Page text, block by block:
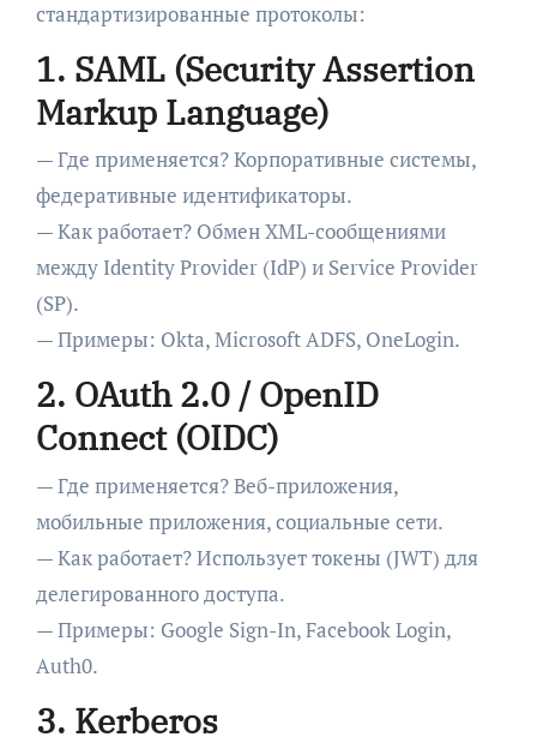
стандартизированные протоколы:
1. SAML (Security Assertion
Markup Language)
— Где применяется? Корпоративные системы,
федеративные идентификаторы.
— Как работает? Обмен XML-сообщениями
между Identity Provider (IdP) и Service Provider
(SP).
— Примеры: Okta, Microsoft ADFS, OneLogin.
2. OAuth 2.0 / OpenID
Connect (OIDC)
— Где применяется? Веб-приложения,
мобильные приложения, социальные сети.
— Как работает? Использует токены (JWT) для
делегированного доступа.
— Примеры: Google Sign-In, Facebook Login,
Auth0.
3. Kerberos